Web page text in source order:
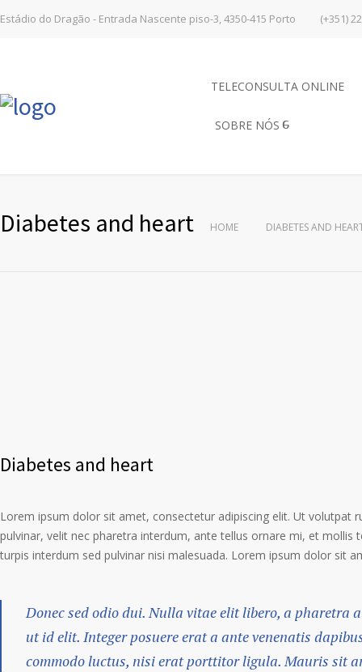
Estádio do Dragão - Entrada Nascente piso-3, 4350-415 Porto (+351)
TELECONSULTA ONLINE
SOBRE NÓS
Diabetes and heart HOME DIABETES AND
Diabetes and heart
Lorem ipsum dolor sit amet, consectetur adipiscing elit. Ut volutpat
pulvinar, velit nec pharetra interdum, ante tellus ornare mi, et mollis
turpis interdum sed pulvinar nisi malesuada. Lorem ipsum dolor sit
Donec sed odio dui. Nulla vitae elit libero, a
ut id elit. Integer posuere erat a ante venenatis
commodo luctus, nisi erat porttitor ligula. Mauris sit